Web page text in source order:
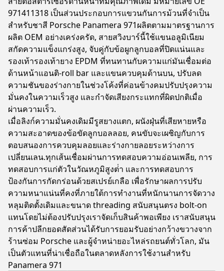
971411318 เป็นส่วนประกอบการแขวนกันการม้วนที่จําเป็น
สําหรับชาสี Porsche Panamera 971ผลิตตามมาตรฐานการ
ผลิต OEM อย่างเคร่งครัด, สายสวิงบาร์นี้ใช้แขนอลูมิเนียม
สกัดความแข็งแกร่งสูง, จับคู่กับข้อผูกลูกบอลที่ปิดแน่นและ
รองเท้ารองเท้ายาง EPDM ที่ทนทานกับความแก่มันเชื่อมต่อ
ด้านหน้าแอนติ-roll bar และแขนควบคุมด้านบน, ปรับลด
ความชันของร่างกายในช่วงโค้งที่ค่อนข้างคมปรับปรุงความ
มั่นคงในความเร็วสูง และกําจัดเสียงกระแทกที่ผิดปกติเมื่อ
ผ่านความเร็ว.
เมื่อลิงก์ความมั่นคงเดิมมีรูสยางแตก, ผนังฝุ่นที่เสียหายหรือ
ความสะอาดของข้อขัดลูกบอลลอย, คนขับจะเผชิญกับการ
ตอบสนองการควบคุมลอยและร่างกายลอยระหว่างการ
เปลี่ยนเลน.ทุกเส้นเชื่อมผ่านการทดสอบความอ่อนเพลีย, การ
ทดสอบการแก่ตัวในวัณหภูมิสูงต่ํา และการทดสอบการ
ป้องกันการกัดกร่อนด้วยสเปรย์เกลือ เพื่อรักษาผลการปรับ
ความหนาแน่นที่คงที่ภายใต้การทํางานที่หนักนานการจัดวาง
หลุมติดตั้งเดิมและขนาด threading สนับสนุนตรง bolt-on
แทนโดยไม่ต้องปรับปรุงเราจัดเก็บสินค้าพอเพียง เราสนับสนุน
การค้าปลีกยอดสัดส่วนได้รับการยอมรับอย่างกว้างขวางจาก
ร้านซ่อม Porsche และผู้จําหน่ายอะไหล่รถยนต์ทั่วโลก, มัน
เป็นตัวแทนที่น่าเชื่อถือในตลาดหลังการใช้งานสําหรับ
Panamera 971